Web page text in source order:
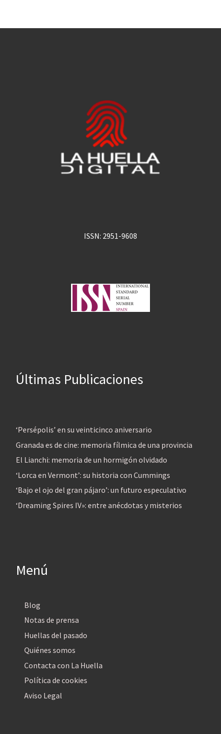
ISSN: 2951-9608
Últimas Publicaciones
‘Persépolis’ en su veinticinco aniversario
Granada es de cine: memoria fílmica de una provincia
El Lianchi: memoria de un hormigón olvidado
‘Lorca en Vermont’: su historia con Cummings
‘Bajo el ojo del gran pájaro’: un futuro especulativo
‘Dreaming Spires IV»: entre anécdotas y misterios
Menú
Blog
Notas de prensa
Huellas del pasado
Quiénes somos
Contacta con La Huella
Política de cookies
Aviso Legal